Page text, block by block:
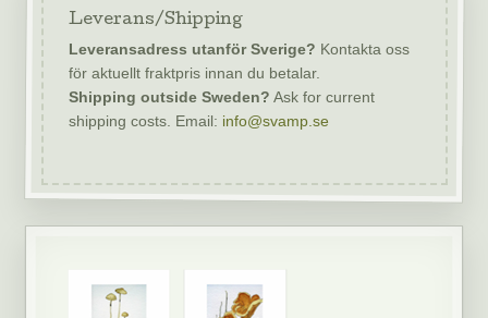
Leverans/Shipping
Leveransadress utanför Sverige? Kontakta oss
för aktuellt fraktpris innan du betalar.
Shipping outside Sweden? Ask for current
shipping costs. Email: info@svamp.se